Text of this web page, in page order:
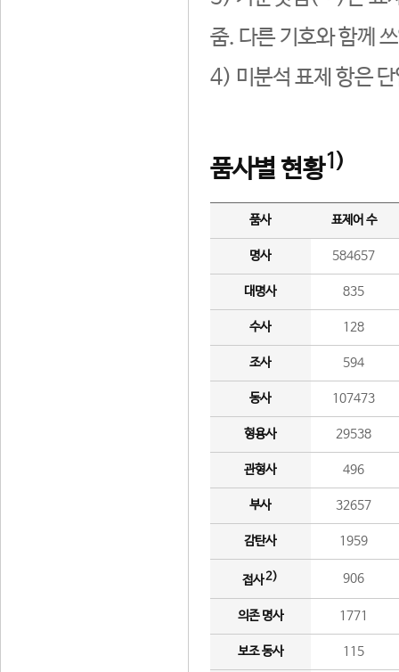
줌. 다른 기호와 함께
4) 미분석 표제 항은
품사별 현황1)
품사 표제어 수
명사 584657
대명사 835
수사 128
조사 594
동사 107473
형용사 29538
관형사 496
부사 32657
감탄사 1959
접사2) 906
의존 명사 1771
보조 동사 115